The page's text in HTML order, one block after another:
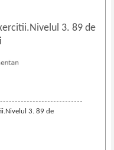
3. 89 de
3. 89 de